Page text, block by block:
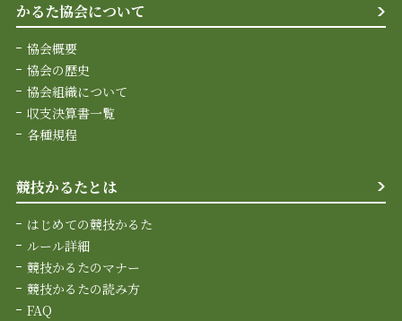
かるた協会について
協会概要
協会の歴史
協会組織について
収支決算書一覧
各種規程
競技かるたとは
はじめての競技かるた
ルール詳細
競技かるたのマナー
競技かるたの読み方
FAQ